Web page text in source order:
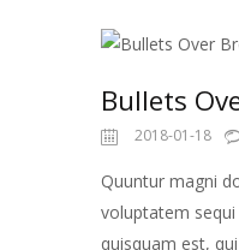
Bullets
2018-01-18
Quuntur magni
voluptatem
quisquam est,